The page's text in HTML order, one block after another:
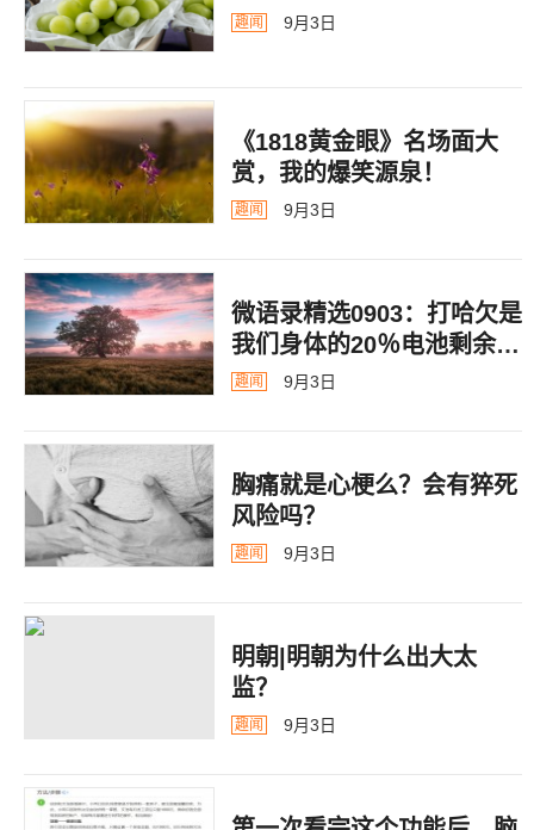
趣闻 9月3日
《1818黄金眼》名场面大
赏，我的爆笑源泉！
趣闻 9月3日
微语录精选0903：打哈欠是
我们身体的20％电池剩余警
告
趣闻 9月3日
胸痛就是心梗么？会有猝死
风险吗？
趣闻 9月3日
明朝|明朝为什么出大太
监？ ​​​
趣闻 9月3日